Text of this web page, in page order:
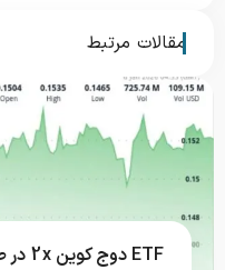
مقالات مرتبط